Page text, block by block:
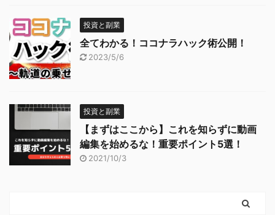
投資と副業
全てわかる！ココナラハック術公開！
2023/5/6
投資と副業
【まずはここから】これを知らずに動画
編集を始めるな！重要ポイント5選！
2021/10/3